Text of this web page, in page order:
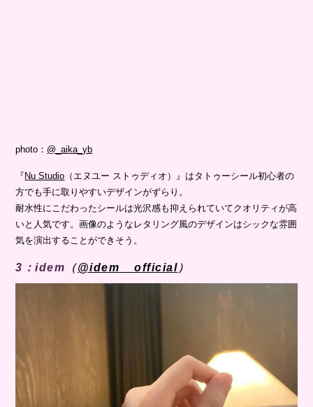
photo： @_aika_yb
『 Nu Studio （エヌユー ストゥディオ）』はタトゥーシール初心者の
方でも手に取りやすいデザインがずらり。
耐水性にこだわったシールは光沢感も抑えられていてクオリティが高
いと人気です。画像のようなレタリング風のデザインはシックな雰囲
気を演出することができそう。
3：idem（@idem__official ）